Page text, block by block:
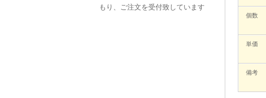
個数
単価
備考
もり、ご注文を受付致しています